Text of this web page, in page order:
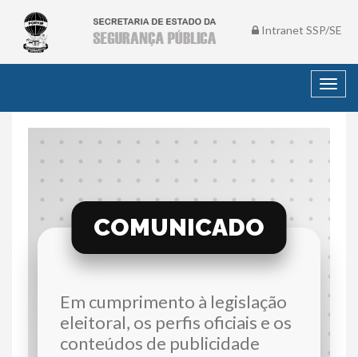
Intranet SSP/SE
COMUNICADO
Em cumprimento à legislação
eleitoral, os perfis oficiais e os
conteúdos de publicidade